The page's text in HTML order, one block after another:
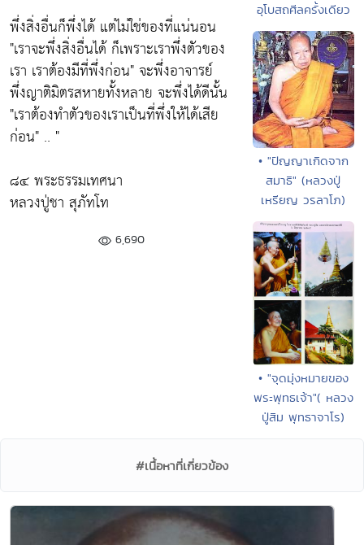
พึ่งสิ่งอื่นก็พึ่งได้ แต่ไม่ใช่ของที่แน่นอน
"เราจะพึ่งสิ่งอื่นได้ ก็เพราะเราพึ่งตัวของ
เรา เราต้องมีที่พึ่งก่อน"จะพึ่งอาจารย์
พึ่งญาติมิตรสหายทั้งหลาย จะพึ่งได้ดีนั้น
"เราต้องทำตัวของเราเป็นที่พึ่งให้ได้เสีย
ก่อน" .. "
๘๔ พระธรรมเทศนา
หลวงปู่ชา สุภัทโท
6,690
อุโบสถศีลครั้งเดียว
• "ปัญญาเกิดจาก
สมาธิ" (หลวงปู่
เหรียญ วรลาโภ)
• "จุดมุ่งหมายของ
พระพุทธเจ้า"( หลวง
ปู่สิม พุทธาจาโร)
#เนื้อหาที่เกี่ยวข้อง